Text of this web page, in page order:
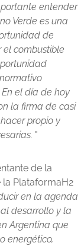
entender
Verde es una
de
el combustible
el día de hoy
la firma de casi
propio y
"
de la
la PlataformaH2
en la agenda
desarrollo y la
Argentina que
energético,